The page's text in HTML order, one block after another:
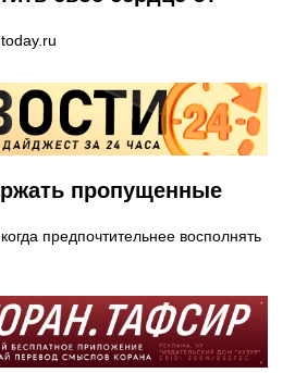
пропущенные
предпочтительнее восполнять